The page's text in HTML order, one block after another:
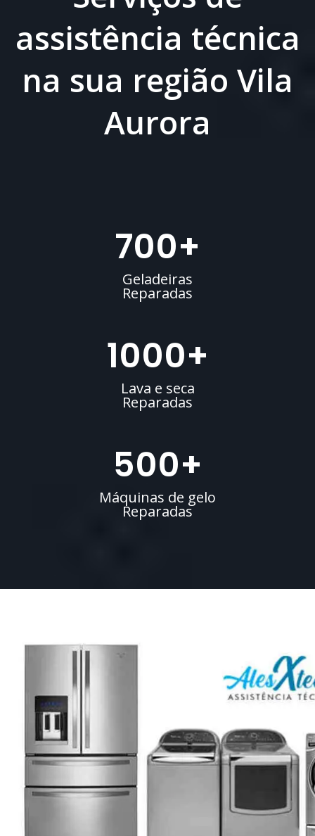
assistência técnica
na sua região Vila
Aurora
700+
Geladeiras
Reparadas
1000+
Lava e seca
Reparadas
500+
Máquinas de gelo
Reparadas